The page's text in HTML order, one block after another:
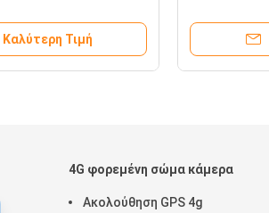
φακό 92mm * 72mm * 24mm
Καλύτερη Τιμή
4G φορεμένη σώμα κάμερα
Ακολούθηση GPS 4g